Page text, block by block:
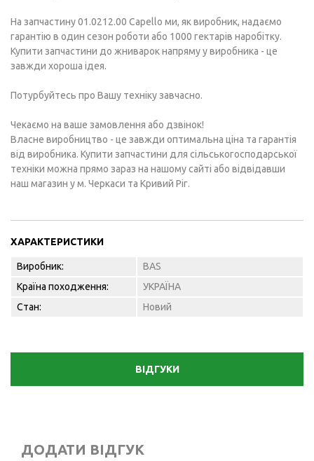
На запчастину 01.0212.00 Capello ми, як виробник, надаємо
гарантію в один сезон роботи або 1000 гектарів наробітку.
Купити запчастини до жниварок напряму у виробника - це
завжди хороша ідея.
Потурбуйтесь про Вашу техніку завчасно.
Чекаємо на ваше замовлення або дзвінок!
Власне виробництво - це завжди оптимальна ціна та гарантія
від виробника. Купити запчастини для сільськогосподарської
техніки можна прямо зараз на нашому сайті або відвідавши
наш магазин у м. Черкаси та Кривий Ріг.
ХАРАКТЕРИСТИКИ
Виробник:
BAS
Країна походження:
УКРАЇНА
Стан:
Новий
ВІДГУКИ
ДОДАТИ ВІДГУК